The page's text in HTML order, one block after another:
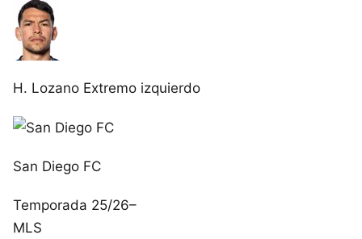
H. Lozano Extremo izquierdo
San Diego FC
Temporada 25/26–
MLS